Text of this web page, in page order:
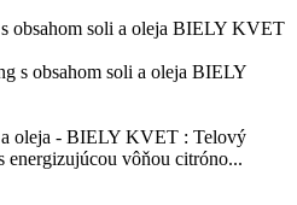
obsahom soli a oleja BIELY KVET
a oleja - BIELY KVET : Telový
energizujúcou vôňou citróno...